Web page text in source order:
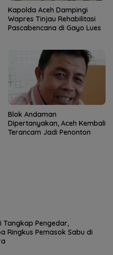
Kapolda Aceh Dampingi
Wapres Tinjau Rehabilitasi
Pascabencana di Gayo Lues
Blok Andaman
Dipertanyakan, Aceh Kembali
Terancam Jadi Penonton
Tangkap Pengedar,
Ringkus Pemasok Sabu di